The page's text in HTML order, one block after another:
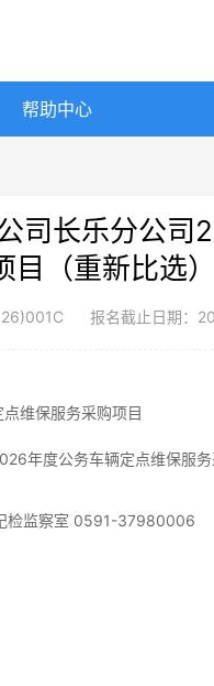
帮助中心
司长乐分公司
目（重新比选
报名截止日期：
维保服务采购项目
年度公务车辆定点维保服
纪检监察室 0591-